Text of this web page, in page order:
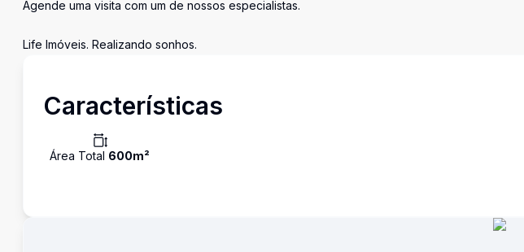
Agende uma visita com um de nossos especialistas.
Life Imóveis. Realizando sonhos.
Características
Área Total 600m²